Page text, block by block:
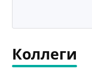
Коллеги